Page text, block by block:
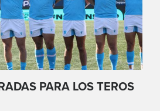
PARA LOS TEROS